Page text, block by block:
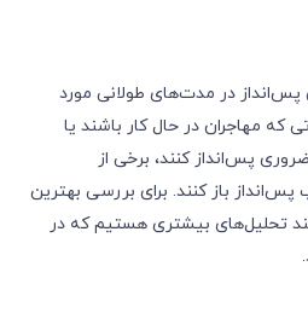
در مدت‌های طولانی مورد
که مهاجران در حال کار باشند یا
پس‌انداز کنند، برخی از
باز کنند. برای بررسی بهترین
تحلیل‌های بیشتری هستیم که در